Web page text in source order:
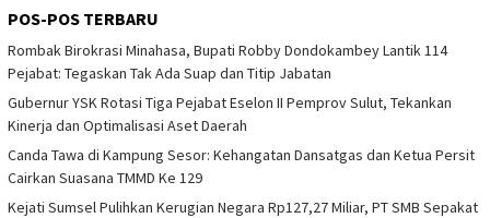
POS-POS TERBARU
Rombak Birokrasi Minahasa, Bupati Robby Dondokambey Lantik 114
Pejabat: Tegaskan Tak Ada Suap dan Titip Jabatan
Gubernur YSK Rotasi Tiga Pejabat Eselon II Pemprov Sulut, Tekankan
Kinerja dan Optimalisasi Aset Daerah
Canda Tawa di Kampung Sesor: Kehangatan Dansatgas dan Ketua Persit
Cairkan Suasana TMMD Ke 129
Kejati Sumsel Pulihkan Kerugian Negara Rp127,27 Miliar, PT SMB Sepakat